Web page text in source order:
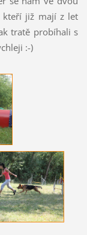
kteří již mají z let
tratě probíhali s
:-)